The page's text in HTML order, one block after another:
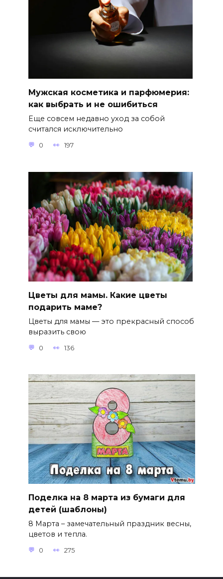
Мужская косметика и парфюмерия:
как выбрать и не ошибиться
Еще совсем недавно уход за собой
считался исключительно
0 197
Цветы для мамы. Какие цветы
подарить маме?
Цветы для мамы — это прекрасный способ
выразить свою
0 136
Поделка на 8 марта из бумаги для
детей (шаблоны)
8 Марта – замечательный праздник весны,
цветов и тепла.
0 275